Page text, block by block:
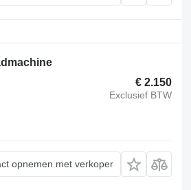
€ 2.150
Exclusief BTW
opnemen met verkoper